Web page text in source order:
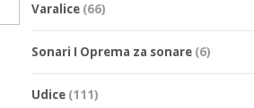
Varalice (66)
Sonari I Oprema za sonare (6)
Udice (111)